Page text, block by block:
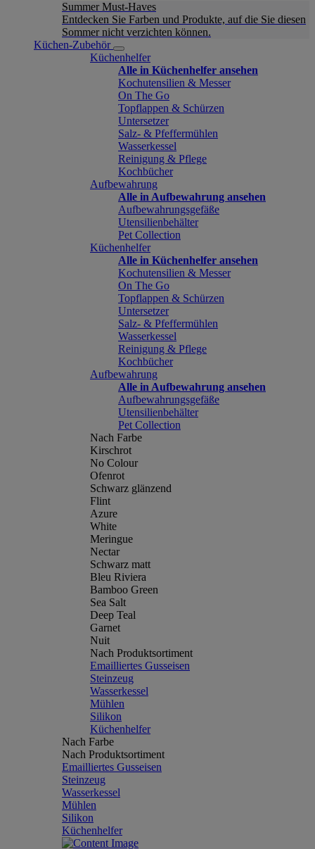
Summer Must-Haves
Entdecken Sie Farben und Produkte, auf die Sie diesen
Sommer nicht verzichten können.
Küchen-Zubehör
Küchenhelfer
Alle in Küchenhelfer ansehen
Kochutensilien & Messer
On The Go
Topflappen & Schürzen
Untersetzer
Salz- & Pfeffermühlen
Wasserkessel
Reinigung & Pflege
Kochbücher
Aufbewahrung
Alle in Aufbewahrung ansehen
Aufbewahrungsgefäße
Utensilienbehälter
Pet Collection
Küchenhelfer
Alle in Küchenhelfer ansehen
Kochutensilien & Messer
On The Go
Topflappen & Schürzen
Untersetzer
Salz- & Pfeffermühlen
Wasserkessel
Reinigung & Pflege
Kochbücher
Aufbewahrung
Alle in Aufbewahrung ansehen
Aufbewahrungsgefäße
Utensilienbehälter
Pet Collection
Nach Farbe
Kirschrot
No Colour
Ofenrot
Schwarz glänzend
Flint
Azure
White
Meringue
Nectar
Schwarz matt
Bleu Riviera
Bamboo Green
Sea Salt
Deep Teal
Garnet
Nuit
Nach Produktsortiment
Emailliertes Gusseisen
Steinzeug
Wasserkessel
Mühlen
Silikon
Küchenhelfer
Nach Farbe
Nach Produktsortiment
Emailliertes Gusseisen
Steinzeug
Wasserkessel
Mühlen
Silikon
Küchenhelfer